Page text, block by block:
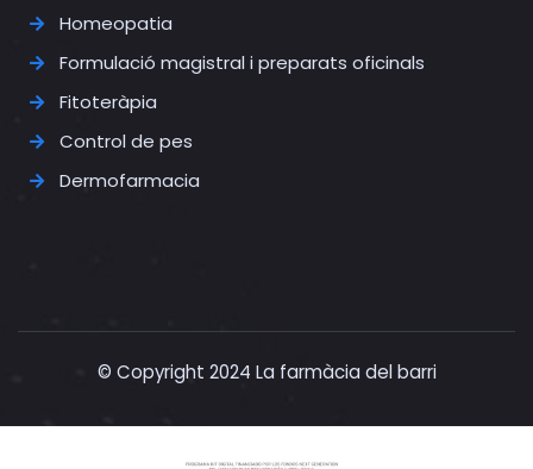
Homeopatia
Formulació magistral i preparats oficinals
Fitoteràpia
Control de pes
Dermofarmacia
© Copyright 2024 La farmàcia del barri